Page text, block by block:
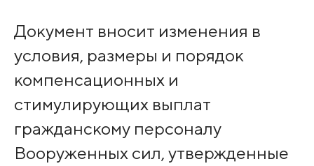
Документ вносит изменения в
условия, размеры и порядок
компенсационных и
стимулирующих выплат
гражданскому персоналу
Вооруженных сил, утвержденные